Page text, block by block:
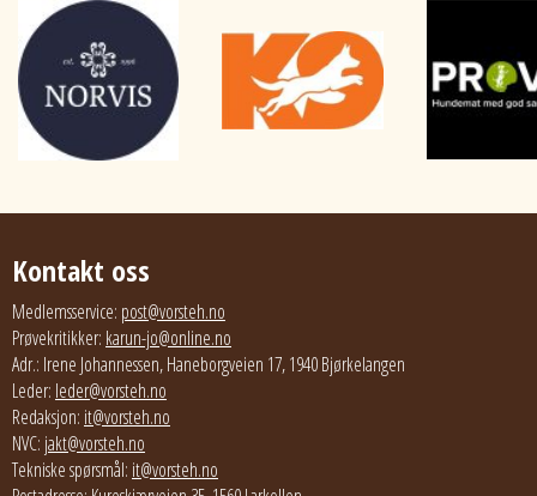
Kontakt oss
Medlemsservice: post@vorsteh.no
Prøvekritikker: karun-jo@online.no
Adr.: Irene Johannessen, Haneborgveien 17, 1940 Bjørkelangen
Leder: leder@vorsteh.no
Redaksjon: it@vorsteh.no
NVC: jakt@vorsteh.no
Tekniske spørsmål: it@vorsteh.no